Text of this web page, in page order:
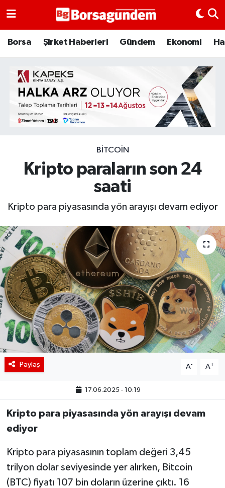
Borsa Şirket Haberleri Gündem Ekonomi
BITCOIN
Kripto paraların son 24
saati
Kripto para piyasasında yön arayışı devam ediyor
Paylaş A- A+
17.06.2025 - 10:19
Kripto para piyasasında yön arayışı devam
ediyor
Kripto para piyasasının toplam değeri 3,45
trilyon dolar seviyesinde yer alırken, Bitcoin
(BTC) fiyatı 107 bin doların üzerine çıktı. 16
Borsa
Emtia
Galeri
Bitcoin
BIST 100 Isı Haritası
Coin Isı Haritası
Ekonomik Takvim
Kiripto Para Piyasası
Gizlilik Sözleşmesi
Hakkımızda
İletişim